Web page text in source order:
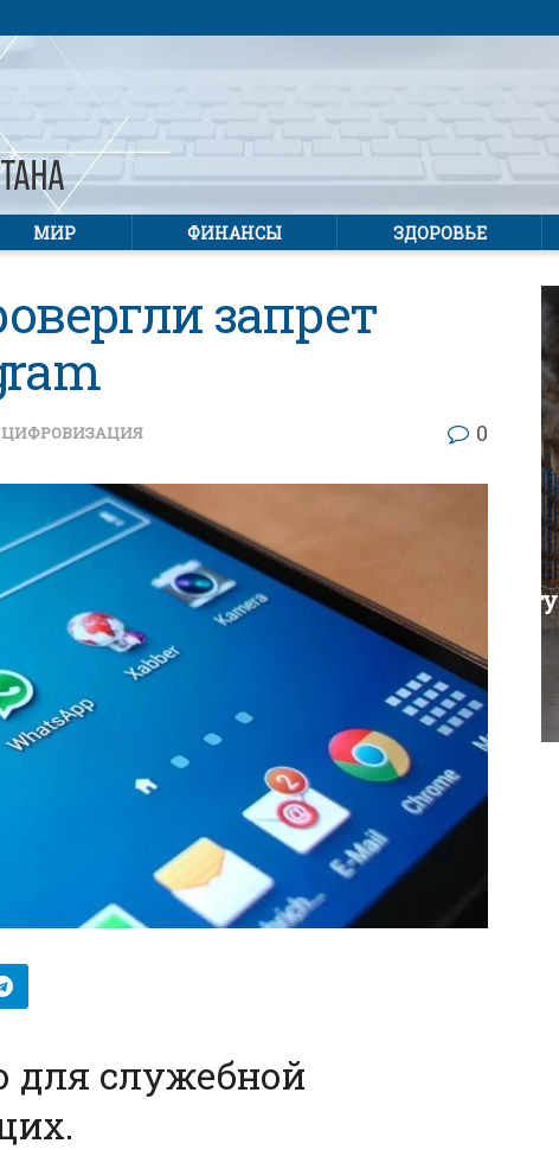
МИР ФИНАНСЫ ЗДОРОВЬЕ
запрет
ЦИФРОВИЗАЦИЯ 0
для служебной
БИЗНЕС
Wildberries начал охоту
за складами в
Казахстане